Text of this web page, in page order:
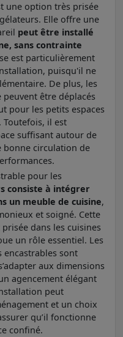
une option très prisée
Elle offre une
peut être installé
sans contrainte
est particulièrement
puisqu'il ne
De plus, les
être déplacés
pour les petits espaces
Toutefois, il est
suffisant autour de
circulation de
pour les
consiste à intégrer
un meuble de cuisine,
et soigné. Cette
dans les cuisines
un rôle essentiel. Les
sont
aux dimensions
agencement élégant
peut
et un choix
qu’il fonctionne
confiné.